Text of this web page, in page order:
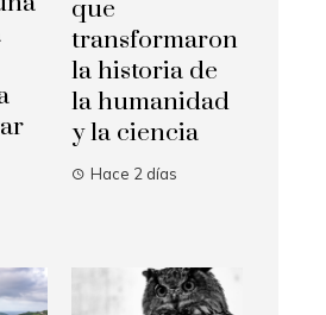
que
transformaron
la historia de
la humanidad
y la ciencia
Hace 2 días